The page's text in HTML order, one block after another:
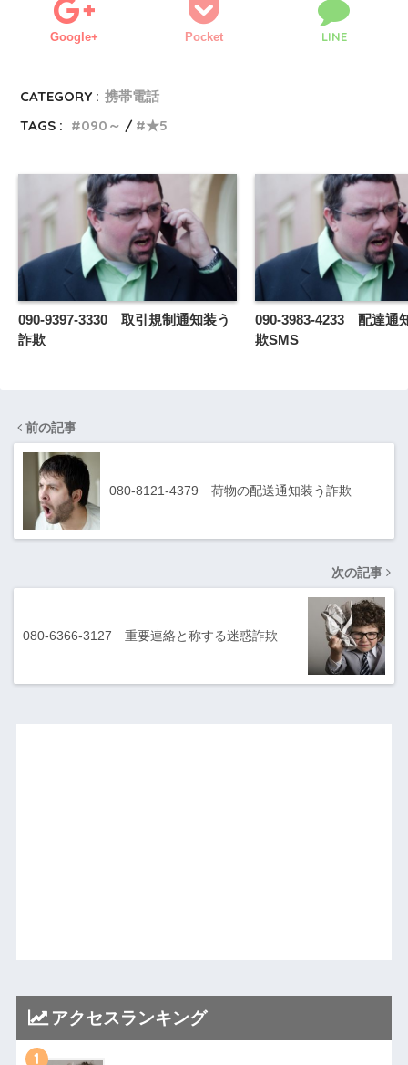
Google+ Pocket LINE
CATEGORY : 携帯電話
TAGS :
090～ ★5
090-9397-3330 取引規制通知装う
詐欺
090-3983-4233 配達通
欺SMS
前の記事
080-8121-4379 荷物の配送通知装う詐欺
次の記事
080-6366-3127 重要連絡と称する迷惑詐欺
アクセスランキング
1